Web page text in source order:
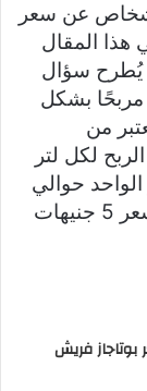
عن سعر
هذا المقال
يُطرح سؤال
مربحًا بشكل
من
لكل لتر
الواحد حوالي
8 جنيه، بينما يمكن بيعه في 4 أكواب بسعر 5 جنيهات
فريش